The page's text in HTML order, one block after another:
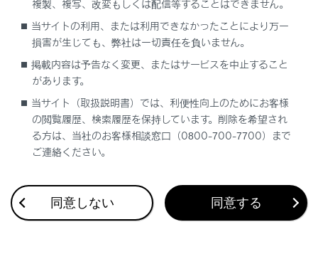
合わせて見られているページ
VICSについて
地図を更新する
目的地検索画面の見方
複製、複写、改変もしくは配信等することはできません。
当サイトの利用、または利用できなかったことにより万一
損害が生じても、弊社は一切責任を負いません。
掲載内容は予告なく変更、またはサービスを中止すること
があります。
当サイト（取扱説明書）では、利便性向上のためにお客様
の閲覧履歴、検索履歴を保持しています。削除を希望され
る方は、当社のお客様相談窓口（0800-700-7700）まで
ご連絡ください。
同意しない 同意する